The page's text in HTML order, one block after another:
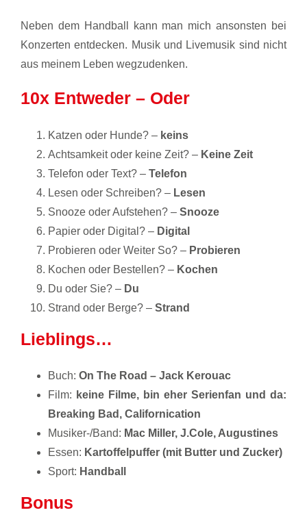
Neben dem Handball kann man mich ansonsten bei
Konzerten entdecken. Musik und Livemusik sind nicht
aus meinem Leben wegzudenken.
10x Entweder – Oder
Katzen oder Hunde? – keins
Achtsamkeit oder keine Zeit? – Keine Zeit
Telefon oder Text? – Telefon
Lesen oder Schreiben? – Lesen
Snooze oder Aufstehen? – Snooze
Papier oder Digital? – Digital
Probieren oder Weiter So? – Probieren
Kochen oder Bestellen? – Kochen
Du oder Sie? – Du
Strand oder Berge? – Strand
Lieblings…
Buch: On The Road – Jack Kerouac
Film: keine Filme, bin eher Serienfan und da:
Breaking Bad, Californication
Musiker-/Band: Mac Miller, J.Cole, Augustines
Essen: Kartoffelpuffer (mit Butter und Zucker)
Sport: Handball
Bonus